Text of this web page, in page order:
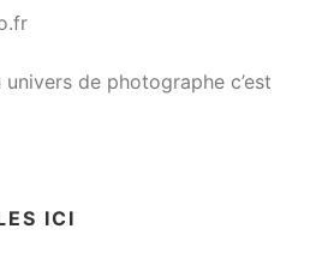
de photographe c’est
ICI